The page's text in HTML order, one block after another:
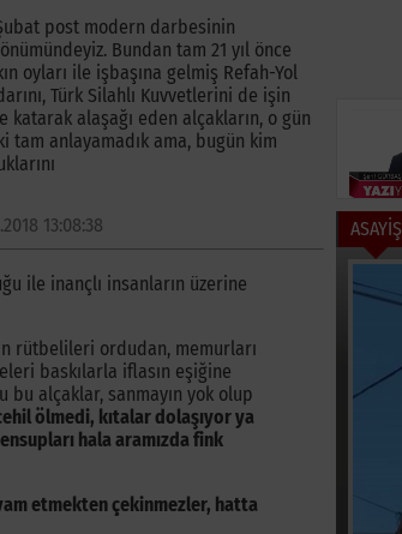
post modern darbesinin
Bundan tam 21 yıl önce
oyları ile işbaşına gelmiş Refah-Yol
Türk Silahlı Kuvvetlerini de işin
katarak alaşağı eden alçakların, o gün
tam anlayamadık ama, bugün kim
13:08:38
ile inançlı insanların üzerine
rütbelileri ordudan, memurları
baskılarla iflasın eşiğine
bu alçaklar, sanmayın yok olup
ölmedi, kıtalar dolaşıyor ya
hala aramızda fink
etmekten çekinmezler, hatta
ASAYİŞ